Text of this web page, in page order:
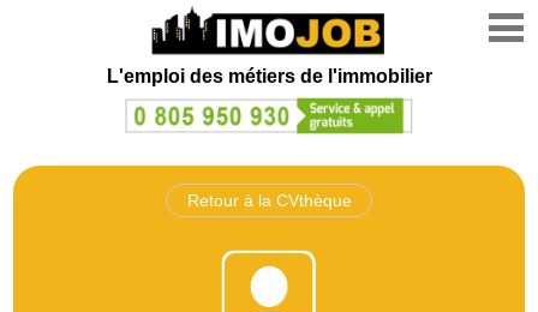
L'emploi des métiers de l'immobilier
Retour à la CVthèque